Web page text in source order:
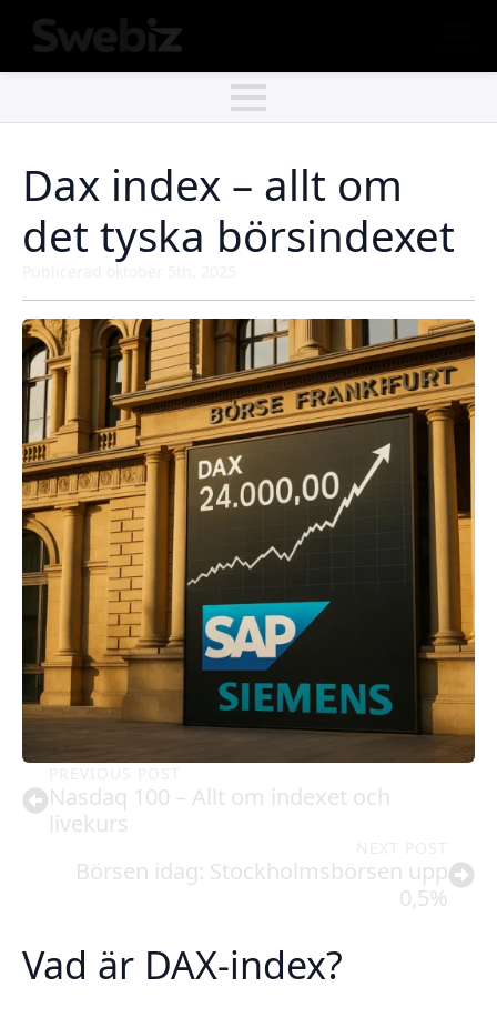
Dax index – allt om
det tyska börsindexet
Nasdaq 100 – Allt om indexet och
livekurs
Börsen idag: Stockholmsbörsen upp
0,5%
Vad är DAX-index?